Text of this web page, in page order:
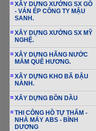
XÂY DỰNG XƯỞNG SX GỖ
- VÁN ÉP CÔNG TY MẬU
SANH.
XÂY DỰNG XƯỞNG SX MỸ
NGHỆ.
XÂY DỰNG HÃNG NƯỚC
MẮM QUÊ HƯƠNG.
XÂY DỰNG KHO BÃ ĐẬU
NÀNH.
XÂY DỰNG BỒN DẦU
THI CÔNG HỒ TỰ THẤM -
NHÀ MÁY ABS - BÌNH
DƯƠNG